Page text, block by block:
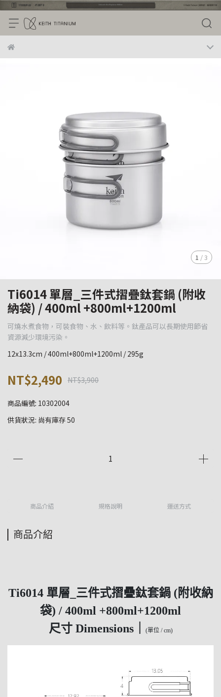
1 /3
Ti6014 單層_三件式摺疊鈦套鍋 (附收
納袋) / 400ml +800ml+1200ml
可燒水煮食物，可裝食物、水、飲料等。鈦產品可以長期使用節省
資源減少環境污染。
12x13.3cm / 400ml+800ml+1200ml / 295g
NT$2,490 NT$3,900
商品編號: 10302004
供貨狀況: 尚有庫存 50
商品介紹 規格說明 運送方式
商品介紹
Ti6014 單層_三件式摺疊鈦套鍋 (附收納
袋) / 400ml +800ml+1200ml
尺寸 Dimensions｜
(單位 / cm)